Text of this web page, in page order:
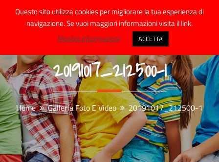
20191017_212500-1
Home Galleria Foto E Video 20191017_212500-1
Questo sito utilizza cookies per migliorare la tua esperienza di
navigazione. Se vuoi maggiori informazioni visita il link.
Mostra informazioni
ACCETTA